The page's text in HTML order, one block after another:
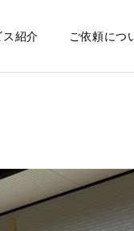
ス紹介 ご依頼につ
下水処理施設